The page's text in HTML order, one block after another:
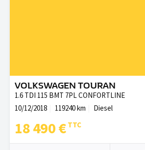
VOLKSWAGEN TOURAN
1.6 TDI 115 BMT 7PL CONFORTLINE
10/12/2018
119240 km Diesel
18 490 €